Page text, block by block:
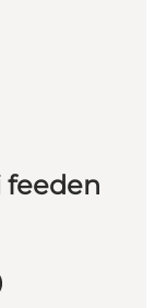
feeden